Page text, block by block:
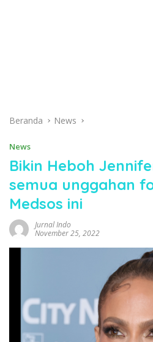
Beranda News
News
Bikin Heboh
semua unggahan
Medsos ini
Jurnal Indo
November 25, 2022